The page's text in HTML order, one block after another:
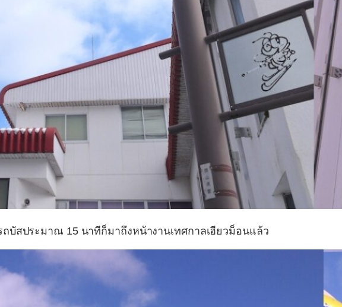
ถบัสประมาณ 15 นาทีก็มาถึงหน้างานเทศกาลเฮียวม็อนแล้ว